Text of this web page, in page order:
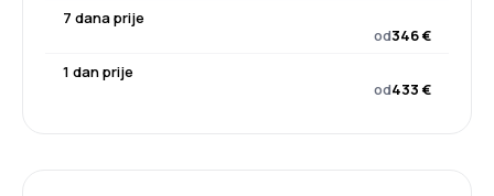
7 dana prije
od346 €
1 dan prije
od433 €